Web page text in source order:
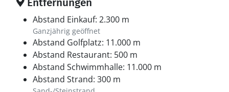
seid, eine Stunde im Auto zu verbringen, könnt ihr
auch nach Randers fahren, um das Elvis-Museum und
das Regenwaldhaus Randers Regnskov zu erkunden,
oder die Hafenstadt Ebeltoft und den Nationalpark
Mols Bjerge im südlichen Teil Djurslands besuchen. Zu
guter Letzt könnt ihr in Aarhus, der Hauptstadt
Jütlands, einen Stadtausflug mit viel Shopping und
Abstand Einkauf: 2.300 m
Ganzjährig geöffnet
Abstand Golfplatz: 11.000 m
Abstand Restaurant: 500 m
Abstand Schwimmhalle: 11.000 m
Abstand Strand: 300 m